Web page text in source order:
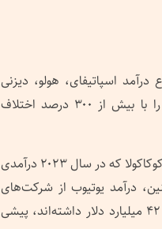
اسپاتیفای، هولو، دیزنی
پلاس و مکس، درآمد دارد و حتی آمازون پرایم ویدیو را با بیش از ۳۰۰ درصد اختلاف
درآمد شگفت‌آور یوتیوب حتی با شرکت‌های موفقی مانند کوکاکولا که در سال ۲۰۲۳ درآمدی
درآمد یوتیوب از شرکت‌های
بزرگی مانند دویچه بانک و اوراکل که درآمدی در حدود ۴۲ میلیارد دلار داشته‌اند، پیشی